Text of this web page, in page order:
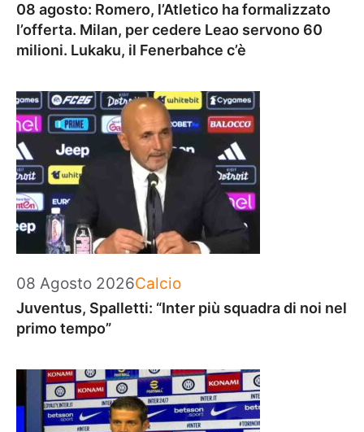
08 agosto: Romero, l’Atletico ha formalizzato
l’offerta. Milan, per cedere Leao servono 60
milioni. Lukaku, il Fenerbahce c’è
08 Agosto 2026Categorie
Calcio
Juventus, Spalletti: “Inter più squadra di noi nel
primo tempo”